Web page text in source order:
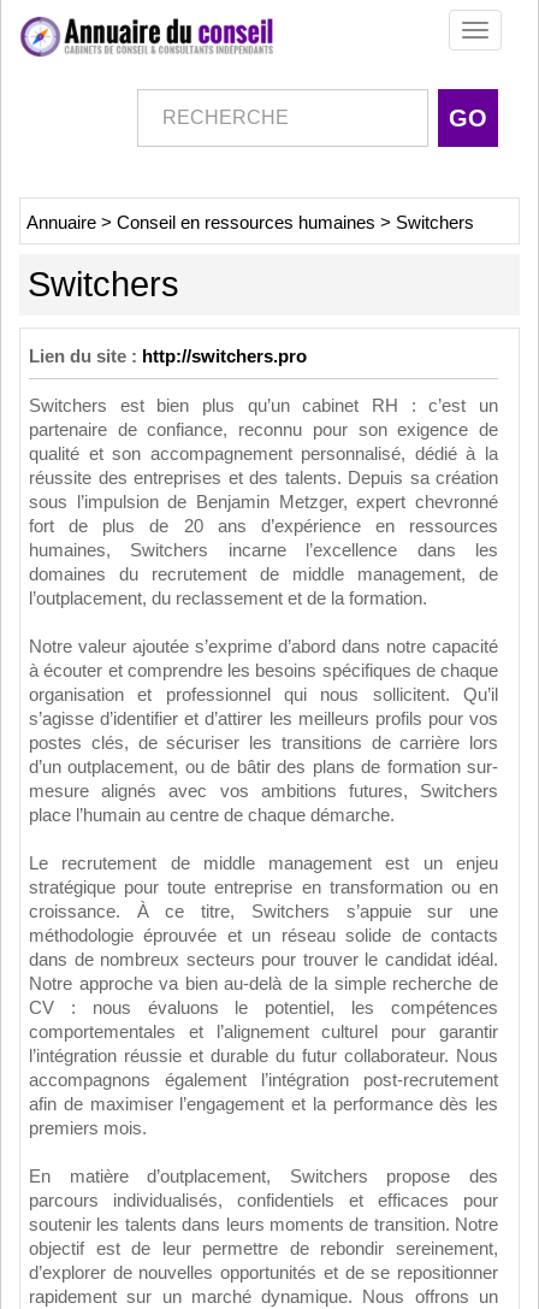
Toggle
Annuaire > Conseil en ressources humaines > Switchers
Switchers
Lien du site : http://switchers.pro
Switchers est bien plus qu’un cabinet RH : c’est un
partenaire de confiance, reconnu pour son exigence de
qualité et son accompagnement personnalisé, dédié à la
réussite des entreprises et des talents. Depuis sa création
sous l’impulsion de Benjamin Metzger, expert chevronné
fort de plus de 20 ans d’expérience en ressources
humaines, Switchers incarne l’excellence dans les
domaines du recrutement de middle management, de
l’outplacement, du reclassement et de la formation.
Notre valeur ajoutée s’exprime d’abord dans notre capacité
à écouter et comprendre les besoins spécifiques de chaque
organisation et professionnel qui nous sollicitent. Qu’il
s’agisse d’identifier et d’attirer les meilleurs profils pour vos
postes clés, de sécuriser les transitions de carrière lors
d’un outplacement, ou de bâtir des plans de formation sur-
mesure alignés avec vos ambitions futures, Switchers
place l’humain au centre de chaque démarche.
Le recrutement de middle management est un enjeu
stratégique pour toute entreprise en transformation ou en
croissance. À ce titre, Switchers s’appuie sur une
méthodologie éprouvée et un réseau solide de contacts
dans de nombreux secteurs pour trouver le candidat idéal.
Notre approche va bien au-delà de la simple recherche de
CV : nous évaluons le potentiel, les compétences
comportementales et l’alignement culturel pour garantir
l’intégration réussie et durable du futur collaborateur. Nous
accompagnons également l’intégration post-recrutement
afin de maximiser l’engagement et la performance dès les
premiers mois.
En matière d’outplacement, Switchers propose des
parcours individualisés, confidentiels et efficaces pour
soutenir les talents dans leurs moments de transition. Notre
objectif est de leur permettre de rebondir sereinement,
d’explorer de nouvelles opportunités et de se repositionner
rapidement sur un marché dynamique. Nous offrons un